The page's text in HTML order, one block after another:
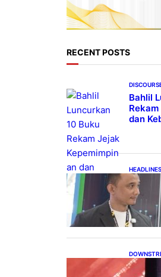
RECENT POSTS
Bahlil
dan
HEADLINES